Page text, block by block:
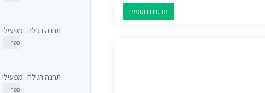
פרטים נוספים
תחנה רגילה · מפעילי אוטובוסים
מטר
תחנה רגילה · מפעילי אוטובוסים
מטר